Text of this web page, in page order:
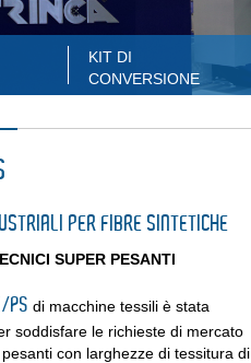
KIT DI
CONVERSIONE
PER FIBRE SINTETICHE
SUPER PESANTI
PS di macchine tessili è stata
soddisfare le richieste di mercato
con larghezze di tessitura di